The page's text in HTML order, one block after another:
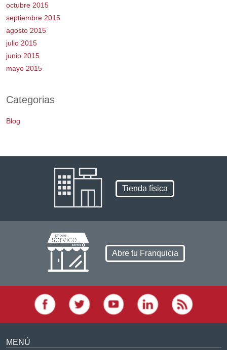
octubre 2015
septiembre 2015
agosto 2015
julio 2015
junio 2015
mayo 2015
Categorias
Blog
Tienda física
Abre tu Franquicia
MENÚ